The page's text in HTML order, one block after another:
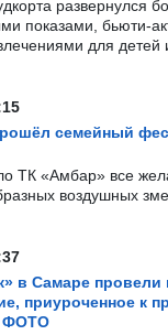
развернулся
показами, бьюти-
для детей
семейный
ТК «Амбар» все
воздушных
в Самаре провели
приуроченное к
ФОТО